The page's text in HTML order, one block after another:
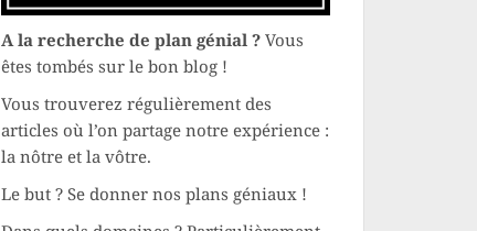
A la recherche de plan génial ? Vous
êtes tombés sur le bon blog !
Vous trouverez régulièrement des
articles où l’on partage notre expérience :
la nôtre et la vôtre.
Le but ? Se donner nos plans géniaux !